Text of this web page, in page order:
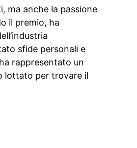
ma anche la passione
il premio, ha
sfide personali e
rappresentato un
lottato per trovare il